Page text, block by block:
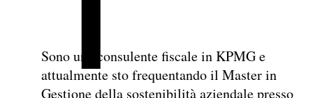
Sono una consulente fiscale in KPMG e
attualmente sto frequentando il Master in
Gestione della sostenibilità aziendale presso